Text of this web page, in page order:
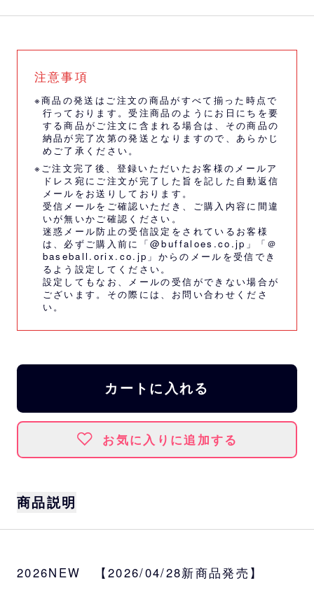
注意事項
※商品の発送はご注文の商品がすべて揃った時点で
行っております。受注商品のようにお日にちを要
する商品がご注文に含まれる場合は、その商品の
納品が完了次第の発送となりますので、あらかじ
めご了承ください。
※ご注文完了後、登録いただいたお客様のメールア
ドレス宛にご注文が完了した旨を記した自動返信
メールをお送りしております。
受信メールをご確認いただき、ご購入内容に間違
いが無いかご確認ください。
迷惑メール防止の受信設定をされているお客様
は、必ずご購入前に「@buffaloes.co.jp」「＠
baseball.orix.co.jp」からのメールを受信でき
るよう設定してください。
設定してもなお、メールの受信ができない場合が
ございます。その際には、 お問い合わせくださ
い。
カートに入れる
お気に入りに追加する
商品説明
野球観戦はもちろん、普段使いにもおすすめ
2026NEW 【2026/04/28新商品発売】